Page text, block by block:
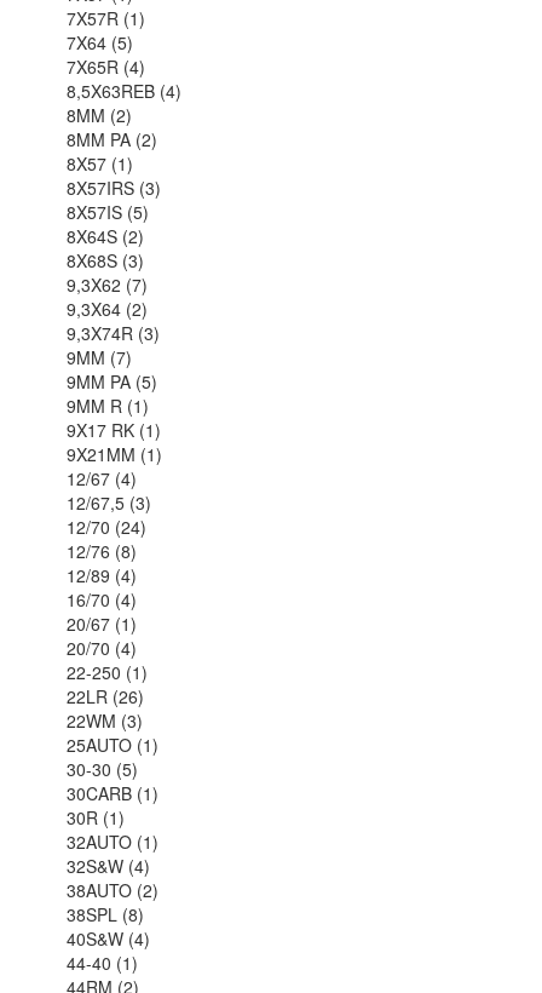
7X57R (1)
7X64 (5)
7X65R (4)
8,5X63REB (4)
8MM (2)
8MM PA (2)
8X57 (1)
8X57IRS (3)
8X57IS (5)
8X64S (2)
8X68S (3)
9,3X62 (7)
9,3X64 (2)
9,3X74R (3)
9MM (7)
9MM PA (5)
9MM R (1)
9X17 RK (1)
9X21MM (1)
12/67 (4)
12/67,5 (3)
12/70 (24)
12/76 (8)
12/89 (4)
16/70 (4)
20/67 (1)
20/70 (4)
22-250 (1)
22LR (26)
22WM (3)
25AUTO (1)
30-30 (5)
30CARB (1)
30R (1)
32AUTO (1)
32S&W (4)
38AUTO (2)
38SPL (8)
40S&W (4)
44-40 (1)
44RM (2)